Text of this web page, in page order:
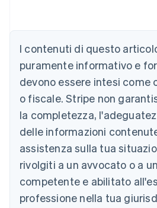
I contenuti di questo
puramente informativo e
devono essere intesi come
o fiscale. Stripe non
la completezza,
delle informazioni
assistenza sulla tua
rivolgiti a un avvocato o a
competente e abilitato
professione nella tua
English
DeutschEnglish
Belgio
Nederlands Français English
Brasile
PortuguêsEnglish
Bulgaria
Canada
EnglishFrançais
Cina continentale
简体中文English
Cipro